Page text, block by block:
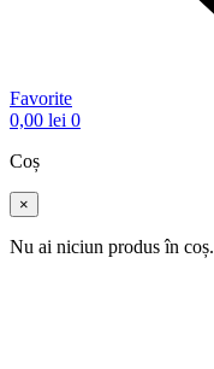
Favorite
0,00 lei 0
Coș
×
Nu ai niciun produs în coș.